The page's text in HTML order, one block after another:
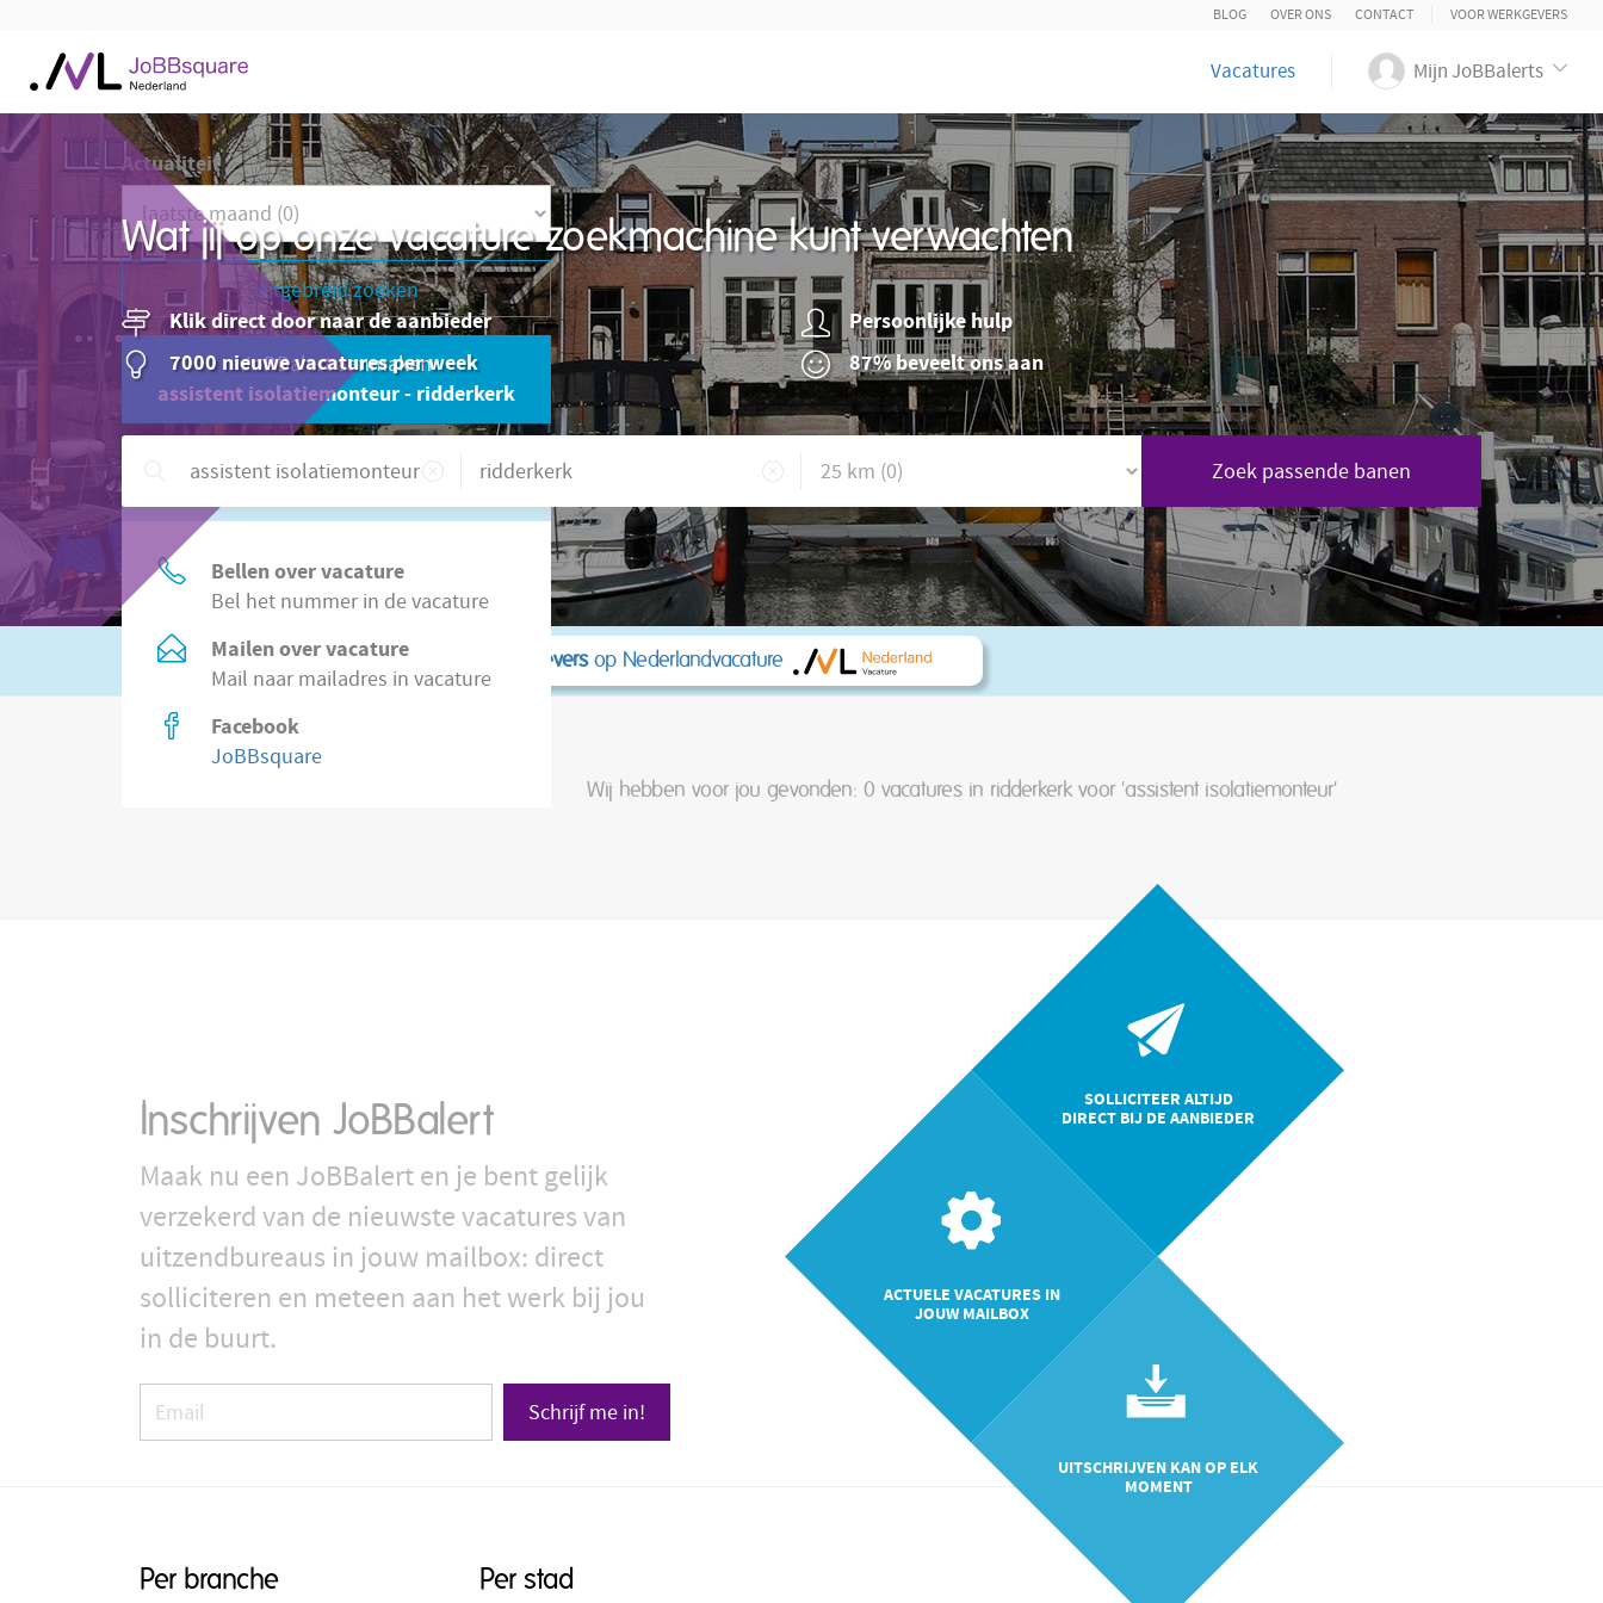
BLOG OVER ONS CONTACT VOOR WERKGEVERS
Vacatures Mijn JoBBalerts
Wat jij op onze vacature zoekmachine kunt verwachten
Klik direct door naar de aanbieder
Persoonlijke hulp
7000 nieuwe vacatures per week
87% beveelt ons aan
Zoek passende banen
Of zoek in8.500 vacatures direct bij werkgeversop Nederlandvacature
Actualiteit
Uitgebreid zoeken
JoBBalert aanmaken
assistent isolatiemonteur - ridderkerk
Bellen over vacature
Bel het nummer in de vacature
Mailen over vacature
Mail naar mailadres in vacature
Facebook
JoBBsquare
Wij hebben voor jou gevonden: 0 vacatures in ridderkerk voor 'assistent isolatiemonteur'
Inschrijven JoBBalert
Maak nu een JoBBalert en je bent gelijk
verzekerd van de nieuwste vacatures van
uitzendbureaus in jouw mailbox: direct
solliciteren en meteen aan het werk bij jou
in de buurt.
SOLLICITEER ALTIJD
DIRECT BIJ DE AANBIEDER
ACTUELE VACATURES IN
JOUW MAILBOX
UITSCHRIJVEN KAN OP ELK
MOMENT
Schrijf me in!
Per branche Per stad